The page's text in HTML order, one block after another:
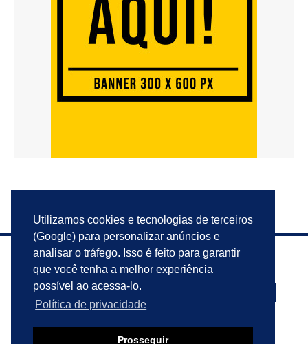
Utilizamos cookies e tecnologias de terceiros
(Google) para personalizar anúncios e
analisar o tráfego. Isso é feito para garantir
que você tenha a melhor experiência
possível ao acessa-lo.
Política de privacidade
Prosseguir
PRIVACIDADE ANUNCIE